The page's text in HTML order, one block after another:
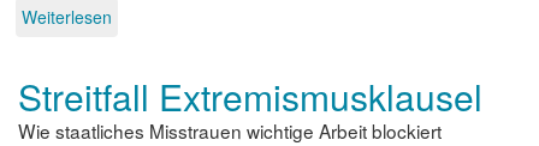
Weiterlesen
Weihnachtseinkäufe?
Streitfall Extremismusklausel
Wie staatliches Misstrauen wichtige Arbeit blockiert